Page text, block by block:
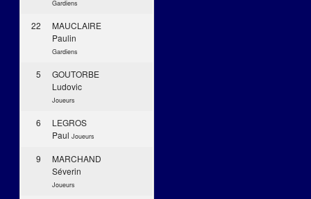
Gardiens
22
MAUCLAIRE
Paulin
Gardiens
5
GOUTORBE
Ludovic
Joueurs
6
LEGROS
Paul Joueurs
9
MARCHAND
Séverin
Joueurs